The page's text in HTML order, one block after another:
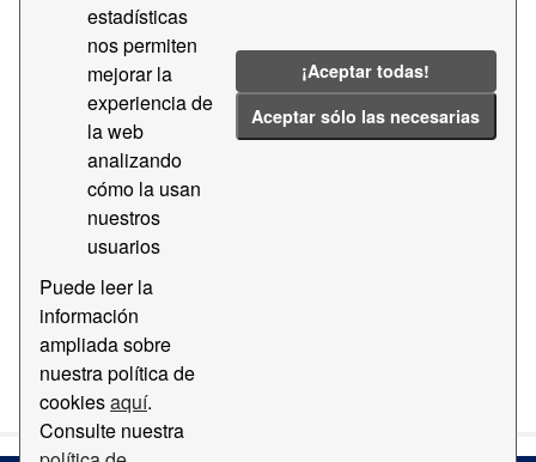
estadísticas
nos permiten
mejorar la
experiencia de
la web
analizando
cómo la usan
nuestros
usuarios
Puede leer la
información
ampliada sobre
nuestra política de
cookiesaquí.
Consulte nuestra
¡Aceptar todas!
Aceptar sólo las necesarias
XLSX
Etiquetas:
Servicio portuario
Empresa
Registro
Filtrar Resultados
Empresas prestadoras de servicios portuarios
Registro general de empresas prestadoras de servicios
portuarios
API(verAPI Docs ).